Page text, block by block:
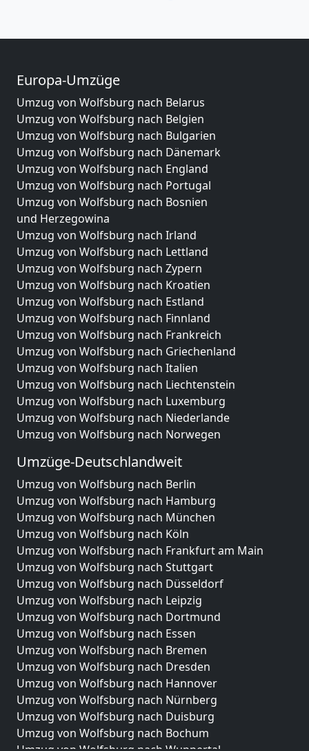
Europa-Umzüge
Umzug von Wolfsburg nach Belarus
Umzug von Wolfsburg nach Belgien
Umzug von Wolfsburg nach Bulgarien
Umzug von Wolfsburg nach Dänemark
Umzug von Wolfsburg nach England
Umzug von Wolfsburg nach Portugal
Umzug von Wolfsburg nach Bosnien
und Herzegowina
Umzug von Wolfsburg nach Irland
Umzug von Wolfsburg nach Lettland
Umzug von Wolfsburg nach Zypern
Umzug von Wolfsburg nach Kroatien
Umzug von Wolfsburg nach Estland
Umzug von Wolfsburg nach Finnland
Umzug von Wolfsburg nach Frankreich
Umzug von Wolfsburg nach Griechenland
Umzug von Wolfsburg nach Italien
Umzug von Wolfsburg nach Liechtenstein
Umzug von Wolfsburg nach Luxemburg
Umzug von Wolfsburg nach Niederlande
Umzug von Wolfsburg nach Norwegen
Umzüge-Deutschlandweit
Umzug von Wolfsburg nach Berlin
Umzug von Wolfsburg nach Hamburg
Umzug von Wolfsburg nach München
Umzug von Wolfsburg nach Köln
Umzug von Wolfsburg nach Frankfurt am Main
Umzug von Wolfsburg nach Stuttgart
Umzug von Wolfsburg nach Düsseldorf
Umzug von Wolfsburg nach Leipzig
Umzug von Wolfsburg nach Dortmund
Umzug von Wolfsburg nach Essen
Umzug von Wolfsburg nach Bremen
Umzug von Wolfsburg nach Dresden
Umzug von Wolfsburg nach Hannover
Umzug von Wolfsburg nach Nürnberg
Umzug von Wolfsburg nach Duisburg
Umzug von Wolfsburg nach Bochum